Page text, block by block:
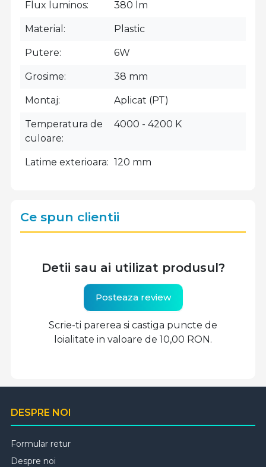
Flux luminos 380 lm
Material Plastic
Putere 6W
Grosime 38 mm
Montaj Aplicat (PT)
Temperatura de
culoare
4000 - 4200 K
Latime exterioara 120 mm
Ce spun clientii
Detii sau ai utilizat produsul?
Posteaza review
Scrie-ti parerea si castiga puncte de
loialitate in valoare de 10,00 RON.
DESPRE NOI
Formular retur
Despre noi